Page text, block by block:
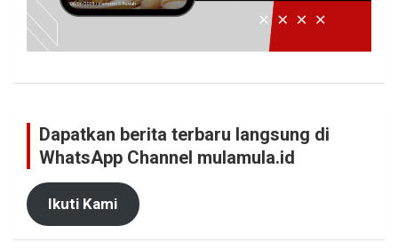
Dapatkan berita terbaru langsung di
WhatsApp Channel mulamula.id
Ikuti Kami